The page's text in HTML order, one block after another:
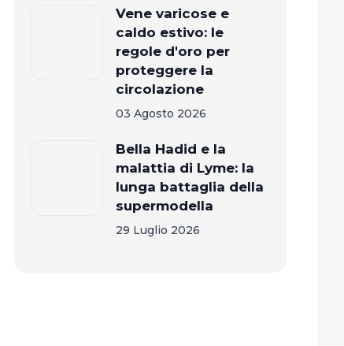
Vene varicose e
caldo estivo: le
regole d'oro per
proteggere la
circolazione
03 Agosto 2026
Bella Hadid e la
malattia di Lyme: la
lunga battaglia della
supermodella
29 Luglio 2026